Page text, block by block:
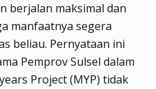
berjalan maksimal dan
manfaatnya segera
beliau. Pernyataan ini
Pemprov Sulsel dalam
Project (MYP) tidak